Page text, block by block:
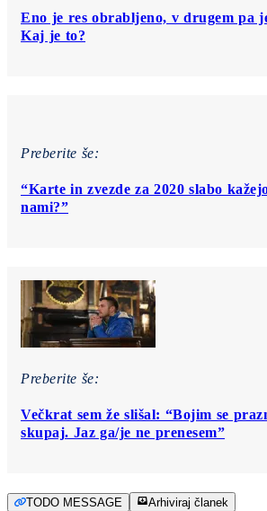
Eno je res obrabljeno, v drugem pa
Kaj je to?
Preberite še:
“Karte in zvezde za 2020 slabo
nami?”
Preberite še:
Večkrat sem že slišal: “Bojim se
skupaj. Jaz ga/je ne prenesem”
TODO MESSAGE Arhiviraj članek